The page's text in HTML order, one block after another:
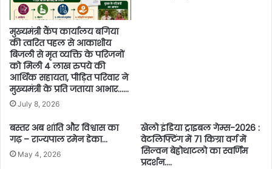
मुख्यमंत्री कैंप कार्यालय बगिया
की त्वरित पहल से आकाशीय
बिजली से मृत व्यक्ति के परिजनों
को मिली 4 लाख रुपये की
आर्थिक सहायता, पीड़ित परिवार ने
मुख्यमंत्री के प्रति जताया आभार……
July 8, 2026
बस्तर अब शांति और विश्वास का
गढ़ – राज्यपाल रमेन डेका…
May 4, 2026
खेलो इंडिया ट्राइबल गेम्स-2026 :
वेटलिफ्टिंग में 71 किग्रा वर्ग में
सिल्वन बेह्रोथाटलो का स्वर्णिम
प्रदर्शन….